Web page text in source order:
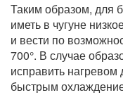
Таким образом, для
иметь в чугуне
и вести по
700°. В случае
исправить
быстрым